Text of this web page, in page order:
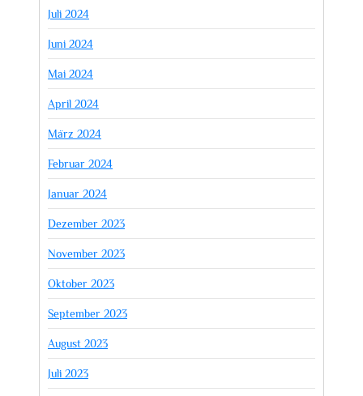
Juli 2024
Juni 2024
Mai 2024
April 2024
März 2024
Februar 2024
Januar 2024
Dezember 2023
November 2023
Oktober 2023
September 2023
August 2023
Juli 2023